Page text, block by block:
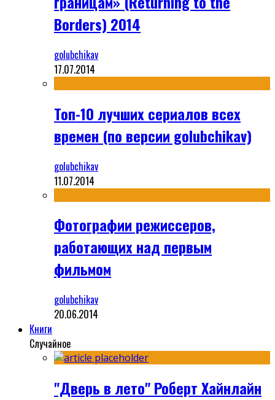
Borders) 2014
golubchikav
17.07.2014
Топ-10 лучших сериалов всех
времен (по версии golubchikav)
golubchikav
11.07.2014
Фотографии режиссеров,
работающих над первым
фильмом
golubchikav
20.06.2014
Книги
Случайное
"Дверь в лето" Роберт Хайнлайн